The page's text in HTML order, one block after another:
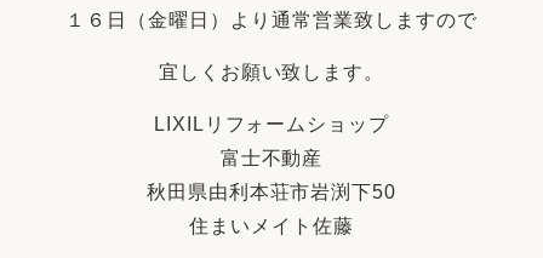
１６日（金曜日）より通常営業致しますので
宜しくお願い致します。
LIXILリフォームショップ
富士不動産
秋田県由利本荘市岩渕下50
住まいメイト佐藤